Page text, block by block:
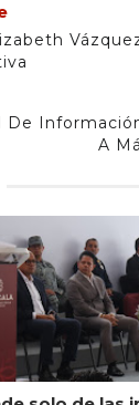
De
A